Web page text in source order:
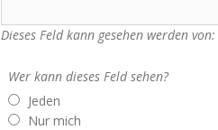
Dieses Feld kann gesehen werden von:
Wer kann dieses Feld sehen?
Jeden
Nur mich